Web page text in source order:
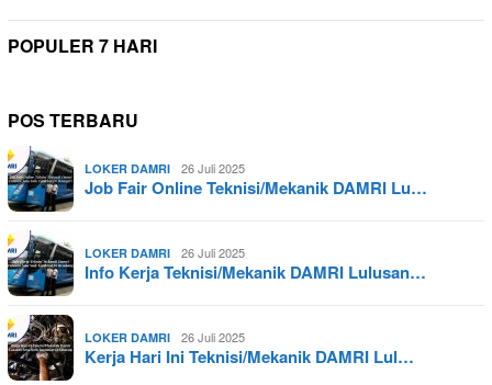
POPULER 7 HARI
POS TERBARU
LOKER DAMRI 26 Juli 2025
Job Fair Online Teknisi/Mekanik DAMRI Lu…
LOKER DAMRI 26 Juli 2025
Info Kerja Teknisi/Mekanik DAMRI Lulusan…
LOKER DAMRI 26 Juli 2025
Kerja Hari Ini Teknisi/Mekanik DAMRI Lul…